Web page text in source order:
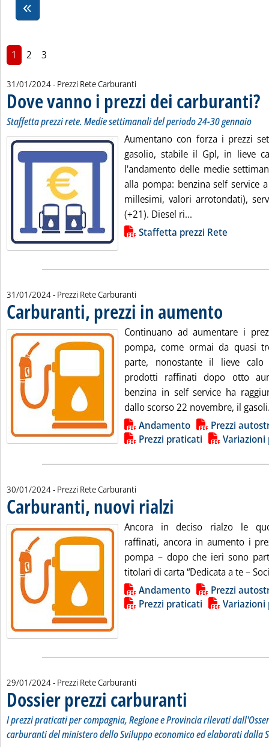
1 2 3
31/01/2024- Prezzi Rete Carburanti
Dove vanno i prezzi dei carburanti?..
Staffetta prezzi rete. Medie settimanali del periodo 24-30 gennaio
Aumentano con forza i prezzi
gasolio, stabile il Gpl, in lieve
l'andamento delle medie
alla pompa: benzina self service
millesimi, valori arrotondati),
(+21). Diesel ri...
Lista allegati PDF alla notiziaStaffetta prezzi Rete
31/01/2024- Prezzi Rete Carburanti
Carburanti, prezzi in aumento
Continuano ad aumentare i
pompa, come ormai da quasi
parte, nonostante il lieve
prodotti raffinati dopo otto
benzina in self service ha
dallo scorso 22 novembre, il
Lista allegati PDF alla notizia
Andamento
Prezzi
Prezzi praticati
Variazioni
30/01/2024- Prezzi Rete Carburanti
Carburanti, nuovi rialzi
Ancora in deciso rialzo le
raffinati, ancora in aumento i
pompa – dopo che ieri sono
titolari di carta “Dedicata a te –
Lista allegati PDF alla notizia
Andamento
Prezzi
Prezzi praticati
Variazioni
29/01/2024- Prezzi Rete Carburanti
Dossier prezzi carburanti
I prezzi praticati per compagnia, Regione e Provincia rilevati
carburanti del ministero dello Sviluppo economico ed elaborati dalla